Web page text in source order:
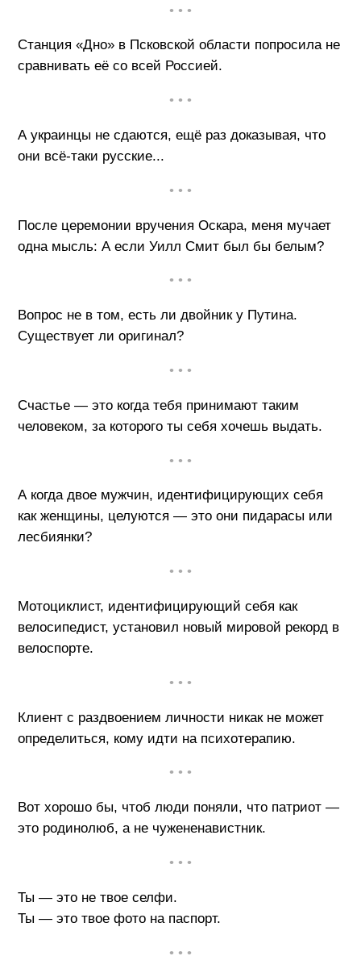
• • •
Станция «Дно» в Псковской области попросила не
сравнивать её со всей Россией.
• • •
А украинцы не сдаются, ещё раз доказывая, что
они всё-таки русские...
• • •
После церемонии вручения Оскара, меня мучает
одна мысль: А если Уилл Смит был бы белым?
• • •
Вопрос не в том, есть ли двойник у Путина.
Существует ли оригинал?
• • •
Счастье — это когда тебя принимают таким
человеком, за которого ты себя хочешь выдать.
• • •
А когда двое мужчин, идентифицирующих себя
как женщины, целуются — это они пидарасы или
лесбиянки?
• • •
Мотоциклист, идентифицирующий себя как
велосипедист, установил новый мировой рекорд в
велоспорте.
• • •
Клиент с раздвоением личности никак не может
определиться, кому идти на психотерапию.
• • •
Вот хорошо бы, чтоб люди поняли, что патриот —
это родинолюб, а не чужененавистник.
• • •
Ты — это не твое селфи.
Ты — это твое фото на паспорт.
• • •